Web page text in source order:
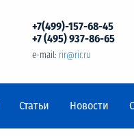
+7(499)-157-68-45
+7 (495) 937-86-65
e-mail: rir@rir.ru
Статьи Новости